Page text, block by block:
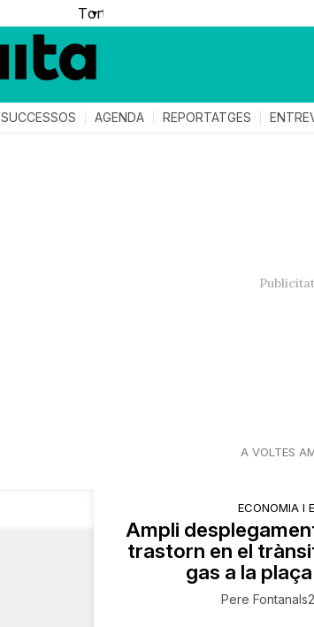
▼
SUCCESSOS AGENDA REPORTATGES
A VOLTES
ECONOMIA I
Ampli
trastorn en el
gas a la
Pere Fontanals